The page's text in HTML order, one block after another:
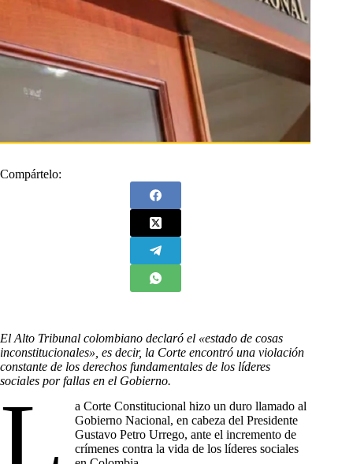
Compártelo:
El Alto Tribunal colombiano declaró el «estado de cosas
inconstitucionales», es decir, la Corte encontró una violación
constante de los derechos fundamentales de los líderes
sociales por fallas en el Gobierno.
a Corte Constitucional hizo un duro llamado al
Gobierno Nacional, en cabeza del Presidente
Gustavo Petro Urrego, ante el incremento de
crímenes contra la vida de los líderes sociales